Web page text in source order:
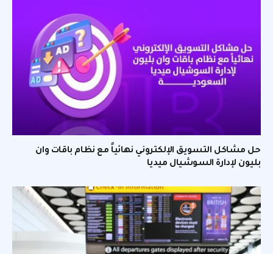
حل مشاكل التسويق الإلكتروني نهائياً مع نظام باقات وان
بليون لإدارة السوشيال ميديا